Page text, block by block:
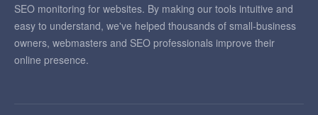
SEO monitoring for websites. By making our tools intuitive and
easy to understand, we've helped thousands of small-business
owners, webmasters and SEO professionals improve their
online presence.